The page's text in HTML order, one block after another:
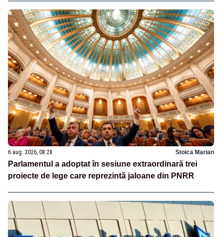
6 aug. 2026, 08:28 Stoica Marian
Parlamentul a adoptat în sesiune extraordinară trei
proiecte de lege care reprezintă jaloane din PNRR